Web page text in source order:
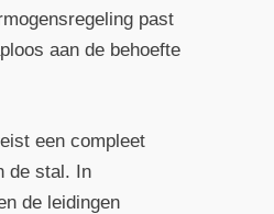
past
aan de behoefte
een compleet
de stal. In
de leidingen